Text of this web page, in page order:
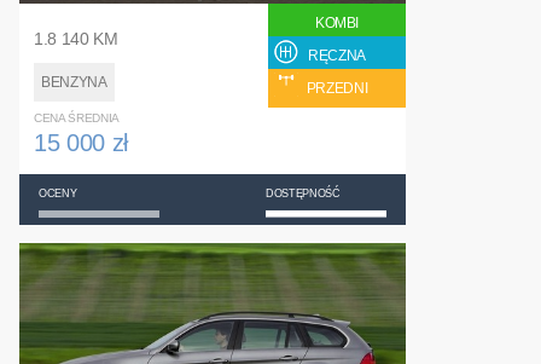
1.8 140 KM
BENZYNA
KOMBI
RĘCZNA
PRZEDNI
CENA ŚREDNIA
15 000 zł
OCENY DOSTĘPNOŚĆ